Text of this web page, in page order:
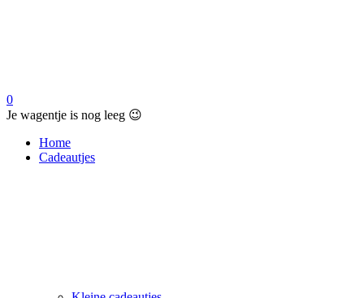
0
Je wagentje is nog leeg 😉
Home
Cadeautjes